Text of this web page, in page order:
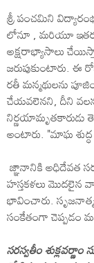
శ్రీ పంచమిని
లోనూ , మరియూ
అక్షరాభ్యాసాలు
జరుపుకుంటారు.
రతీ మన్మథులను
చేయవలెనని, దీని వలన
నిర్ణయామృతకారుడు
అంటారు. "మాఘ
జ్ఞానానికి అధిదేవత
హస్తకళలు మొదలైన
భావించారు.
సంకేతంగా చెప్పడం
సరస్వతీం